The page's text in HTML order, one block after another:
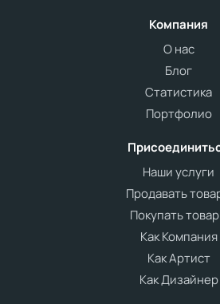
Компания
О нас
Блог
Статистика
Портфолио
Наши услуги
Продавать
Покупать
Как Компания
Как Артист
Как Дизайнер